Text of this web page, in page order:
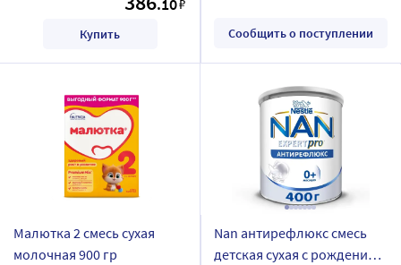
Купить Сообщить о поступлении
Малютка 2 смесь сухая
молочная 900 гр
Nan антирефлюкс смесь
детская сухая с рождения